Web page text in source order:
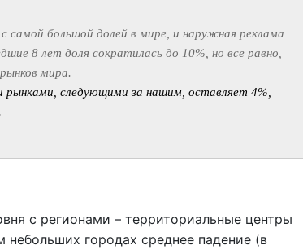
самой большой долей в мире, и наружная реклама
8 лет доля сократилась до 10%, но все равно,
мира.
следующими за нашим, оставляет 4%,
с регионами – территориальные центры
небольших городах среднее падение (в